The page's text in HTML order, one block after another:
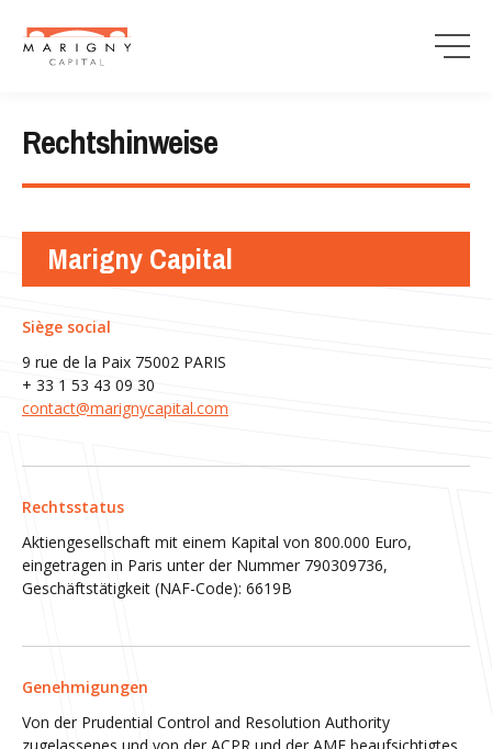
Rechtshinweise
Marigny Capital
Siège social
9 rue de la Paix 75002 PARIS
+ 33 1 53 43 09 30
contact@marignycapital.com
Rechtsstatus
Aktiengesellschaft mit einem Kapital von 800.000 Euro,
eingetragen in Paris unter der Nummer 790309736,
Geschäftstätigkeit (NAF-Code): 6619B
Genehmigungen
Von der Prudential Control and Resolution Authority